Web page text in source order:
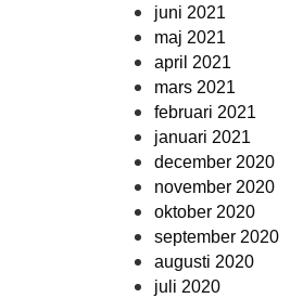
juni 2021
maj 2021
april 2021
mars 2021
februari 2021
januari 2021
december 2020
november 2020
oktober 2020
september 2020
augusti 2020
juli 2020